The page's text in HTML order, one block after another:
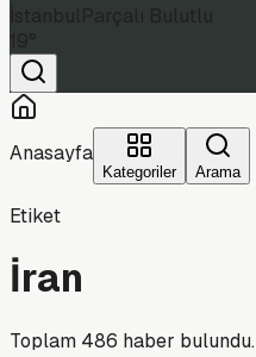
Anasayfa
Kategoriler Arama
Etiket
İran
Toplam 486 haber bulundu.